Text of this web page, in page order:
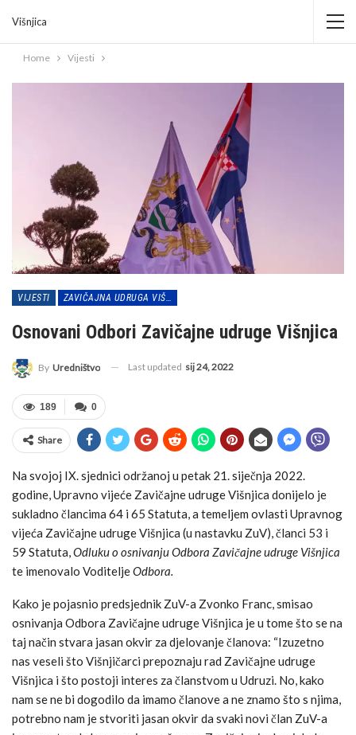
Višnjica
Home Vijesti
VIJESTI
Osnovani Odbori Zavičajne udruge Višnjica
By Uredništvo Last updated sij 24, 2022
0
189
Share
Na svojoj IX. sjednici održanoj u petak 21. siječnja 2022.
godine, Upravno vijeće Zavičajne udruge Višnjica donijelo je
sukladno člancima 64 i 65 Statuta, a temeljem ovlasti Upravnog
vijeća Zavičajne udruge Višnjica (u nastavku ZuV), članci 53 i
59 Statuta,Odluku o osnivanju Odbora Zavičajne udruge Višnjica
te imenovalo VoditeljeOdbora.
Kako je pojasnio predsjednik ZuV-a Zvonko Franc, smisao
osnivanja Odbora Zavičajne udruge Višnjica je u tome što se na
taj način stvara jasan okvir za djelovanje članova: “Izuzetno
nas veseli što Višnjičarci prepoznaju rad Zavičajne udruge
Višnjica i što postoji interes za članstvom u Udruzi. No, kako
nam se ne bi dogodilo da imamo članove a ne znamo što s njima,
potrebno nam je stvoriti jasan okvir da svaki novi član ZuV-a